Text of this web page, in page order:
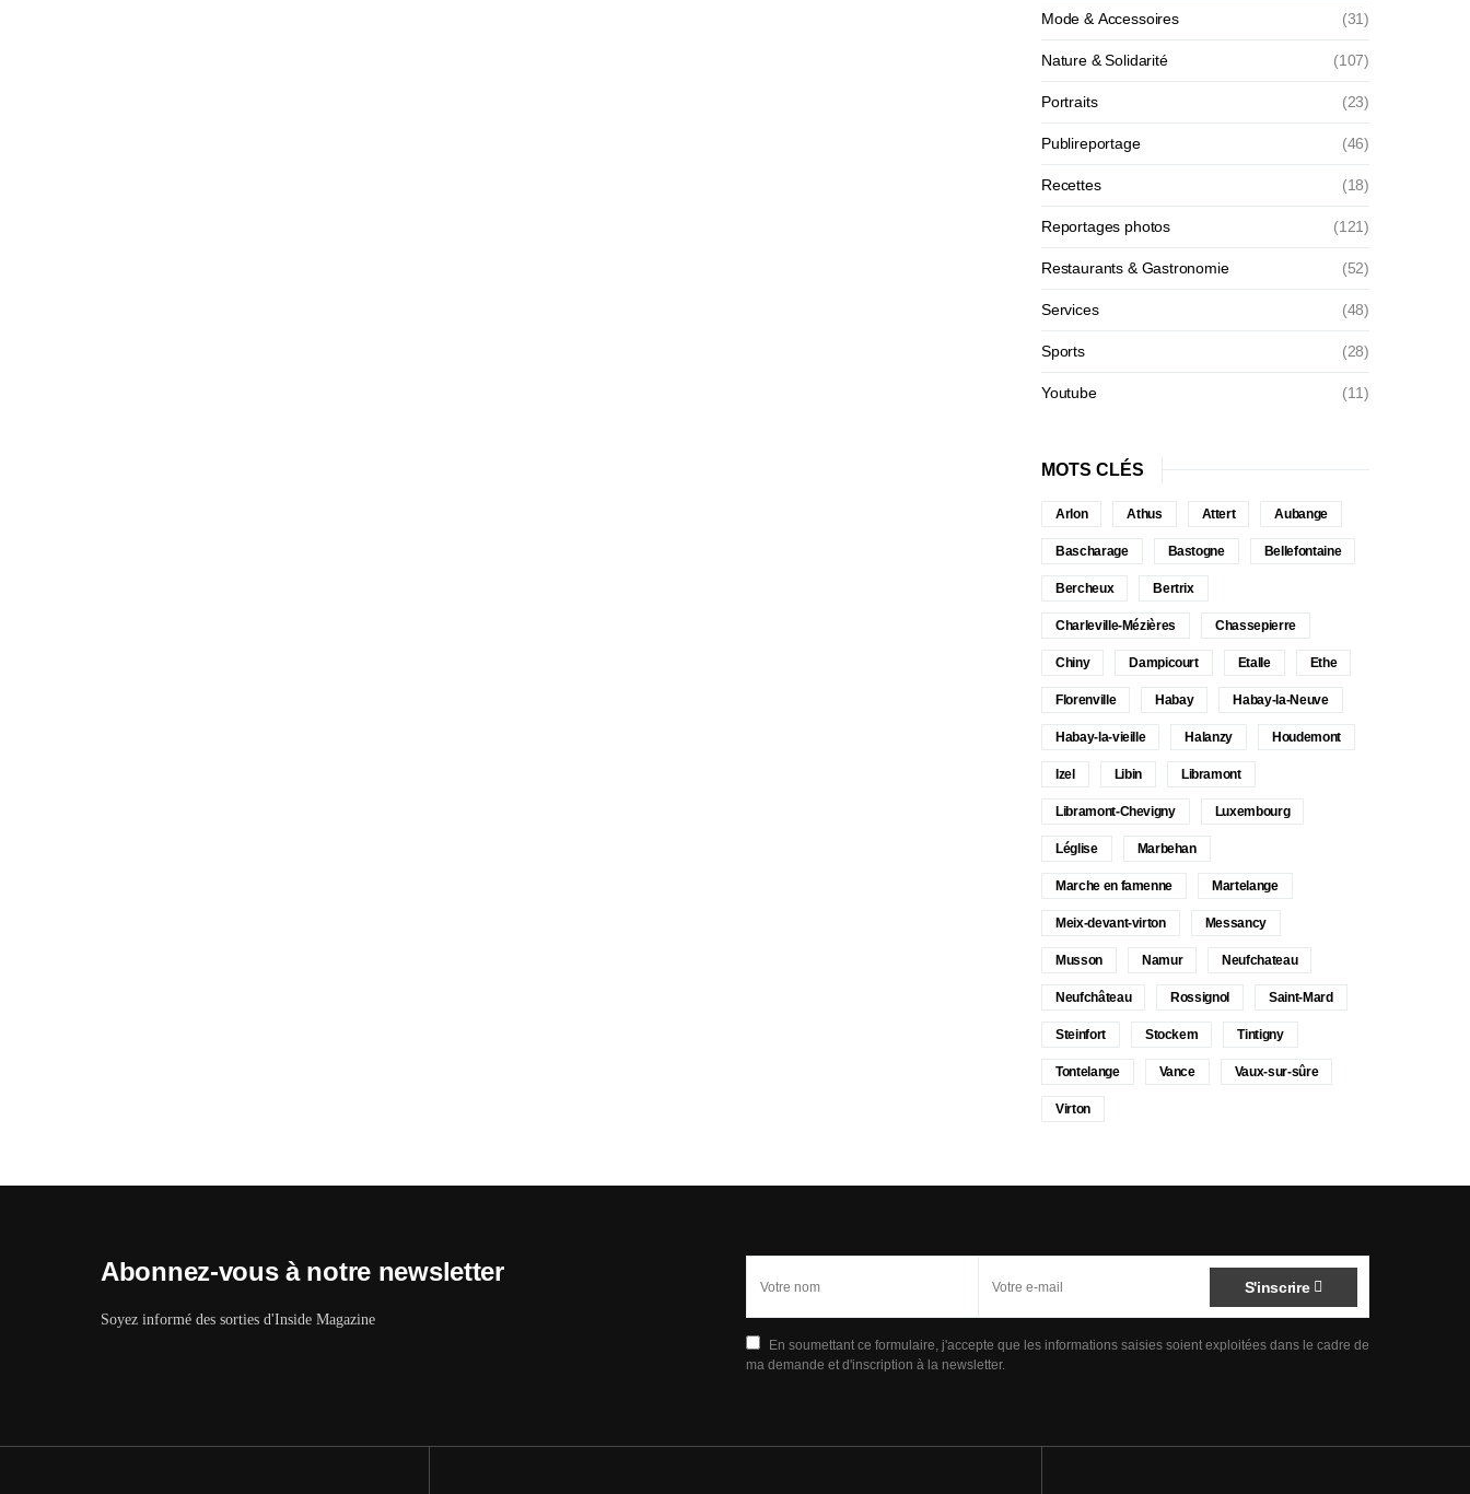
Mode & Accessoires (31)
Nature & Solidarité (107)
Portraits (23)
Publireportage (46)
Recettes (18)
Reportages photos (121)
Restaurants & Gastronomie (52)
Services (48)
Sports (28)
Youtube (11)
MOTS CLÉS
Arlon Athus Attert Aubange
Bascharage Bastogne Bellefontaine
Bercheux Bertrix
Charleville-Mézières Chassepierre
Chiny Dampicourt Etalle Ethe
Florenville Habay Habay-la-Neuve
Habay-la-vieille Halanzy Houdemont
Izel Libin Libramont
Libramont-Chevigny Luxembourg
Léglise Marbehan
Marche en famenne Martelange
Meix-devant-virton Messancy
Musson Namur Neufchateau
Neufchâteau Rossignol Saint-Mard
Steinfort Stockem Tintigny
Tontelange Vance Vaux-sur-sûre
Virton
Abonnez-vous à notre newsletter
Soyez informé des sorties d'Inside Magazine
S'inscrire
En soumettant ce formulaire, j'accepte que les informations saisies soient exploitées dans le cadre de
ma demande et d'inscription à la newsletter.